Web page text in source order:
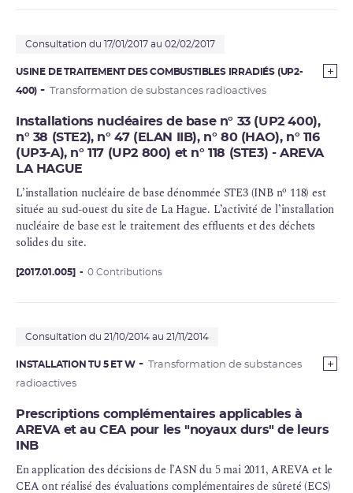
Consultation du 17/01/2017 au 02/02/2017
USINE DE TRAITEMENT DES COMBUSTIBLES IRRADIÉS (UP2-
400)
Transformation de substances radioactives
Installations nucléaires de base n° 33 (UP2 400),
n° 38 (STE2), n° 47 (ELAN IIB), n° 80 (HAO), n° 116
(UP3-A), n° 117 (UP2 800) et n° 118 (STE3) - AREVA
LA HAGUE
L’installation nucléaire de basedénommée STE3 (INB no 118) est
située au sud-ouest du site de La Hague. L’activité de l’installation
nucléaire de base est le traitement des effluents et des déchets
solides du site.
[2017.01.005] 0 Contributions
Consultation du 21/10/2014 au 21/11/2014
INSTALLATION TU 5 ET W
Transformation de substances
radioactives
Prescriptions complémentaires applicables à
AREVA et au CEA pour les "noyaux durs" de leurs
INB
En application des décisions de l’ASN du 5 mai 2011, AREVA et le
CEAont réalisé des évaluations complémentaires de sûreté (ECS)